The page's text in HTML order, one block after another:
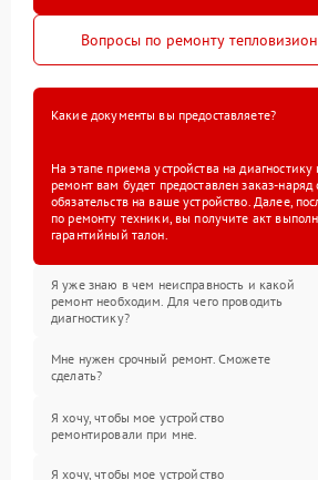
Вопросы по ремонту
Какие документы вы предоставляете?
На этапе приема устройства на
ремонт вам будет предоставлен заказ-
обязательств на ваше устройство. Далее,
по ремонту техники, вы получите акт
гарантийный талон.
Я уже знаю в чем неисправность и какой
ремонт необходим. Для чего проводить
диагностику?
Мне нужен срочный ремонт. Сможете
сделать?
Я хочу, чтобы мое устройство
ремонтировали при мне.
Я хочу, чтобы мое устройство